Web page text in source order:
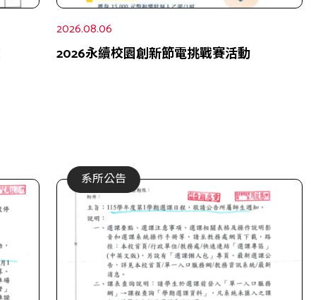
2026.08.06
2026永續校園創新節電挑戰賽活動
系所公告